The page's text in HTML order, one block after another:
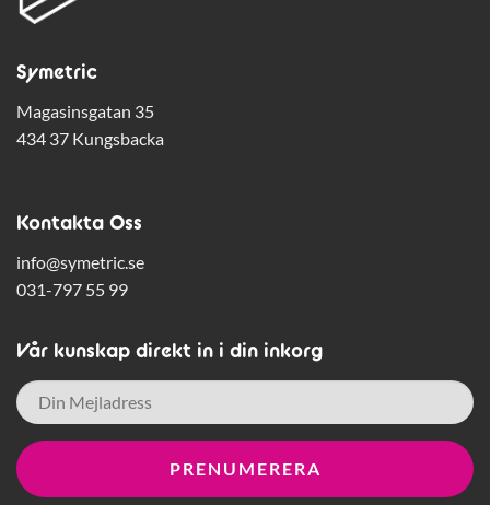
Symetric
Magasinsgatan 35
434 37 Kungsbacka
Kontakta Oss
info@symetric.se
031-797 55 99
Vår kunskap direkt in i din inkorg
E-
post *